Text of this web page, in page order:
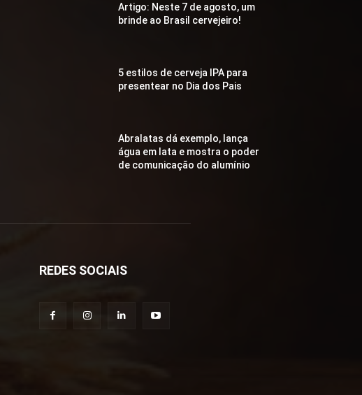
Artigo: Neste 7 de agosto, um
brinde ao Brasil cervejeiro!
5 estilos de cerveja IPA para
presentear no Dia dos Pais
Abralatas dá exemplo, lança
água em lata e mostra o poder
de comunicação do alumínio
REDES SOCIAIS